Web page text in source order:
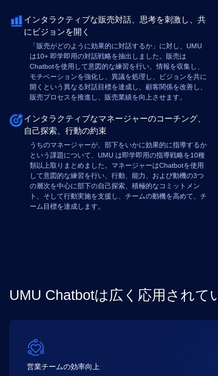
インタラクティブな販売対話、思考を刺激し、共
にビジョンを開く
「販売がどのように効果的に対話するか」に対し、UMU
は10+ 即学即用の対話戦略を抽出しました。販売は
Chatbotを使用して意図的な練習を行い、情報を収集し、
モチベーションを強化し、異議を処理し、ビジョンを共に
開くという異なる対話目標を達成し、顧客関係を改善し、
販売プロセスを推進し、販売業績を向上させます。
インタラクティブなマネージャーのコーチング、
自己探索、行動の約束
うちのマネージャーが、部下をいかに効果的に指導するか
という課題について、UMU は即学即用の指導戦略を10種
類以上取りまとめました。マネージャーはChatbotを使用
して意図的な練習を行い、行動、能力、および動機の3つ
の層次を中心に部下の自己探索、積極的なコミットメン
ト、そして行動実施を支援し、チームの動機を高めて、チ
ーム目標を達成します。
UMU Chatbotは広く応用されて
営業チームの効率向上